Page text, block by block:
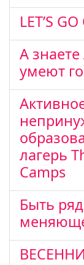
LET’S
А
умеют
лагерь
Camps
Быть